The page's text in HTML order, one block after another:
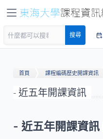
搜尋
首頁 課程編碼歷史開課資訊
- 近五年開課資訊
- 近五年開課資訊